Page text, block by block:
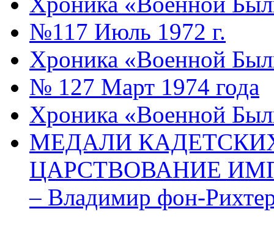
№117 Июль 1972 г.
Хроника «Военной
№ 127 Март 1974 года
Хроника «Военной
МЕДАЛИ
ЦАРСТВОВАНИЕ
– Владимир фон-